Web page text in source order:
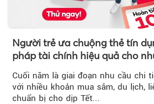
Người trẻ ưa chuộng thẻ tín
pháp tài chính hiệu quả cho
tiêu cuối năm
Cuối năm là giai đoạn nhu cầu chi
với nhiều khoản mua sắm, du lịch,
chuẩn bị cho dịp Tết...